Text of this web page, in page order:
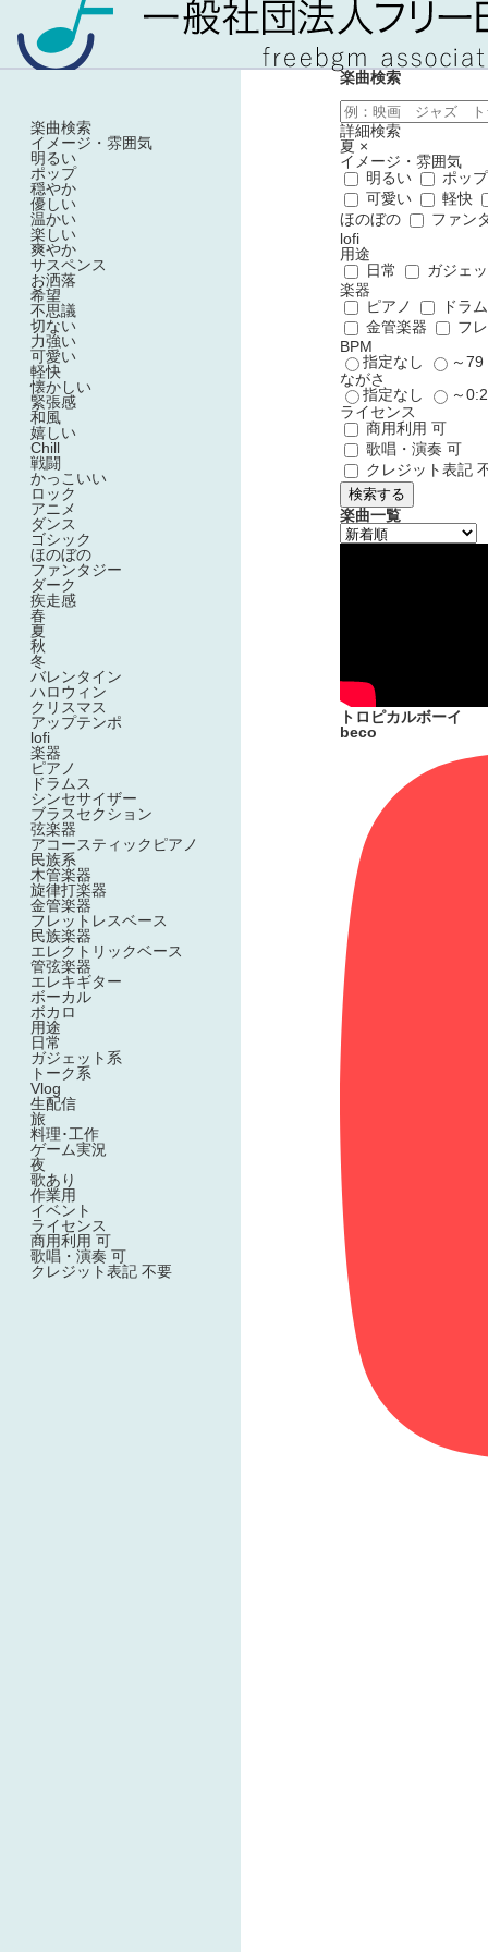
楽曲検索
イメージ・雰囲気
明るい
ポップ
穏やか
優しい
温かい
楽しい
爽やか
サスペンス
お洒落
希望
不思議
切ない
力強い
可愛い
軽快
懐かしい
緊張感
和風
嬉しい
Chill
戦闘
かっこいい
ロック
アニメ
ダンス
ゴシック
ほのぼの
ファンタジー
ダーク
疾走感
春
夏
秋
冬
バレンタイン
ハロウィン
クリスマス
アップテンポ
lofi
楽器
ピアノ
ドラムス
シンセサイザー
ブラスセクション
弦楽器
アコースティックピアノ
民族系
木管楽器
旋律打楽器
金管楽器
フレットレスベース
民族楽器
エレクトリックベース
管弦楽器
エレキギター
ボーカル
ボカロ
用途
日常
ガジェット系
トーク系
Vlog
生配信
旅
料理･工作
ゲーム実況
夜
歌あり
作業用
イベント
ライセンス
商用利用 可
歌唱・演奏 可
クレジット表記 不要
楽曲検索
詳細検索
夏 ×
イメージ・雰囲気
明るい
ポッ
可愛い
軽快
ほのぼの
ファン
lofi
用途
日常
ガジェ
楽器
ピアノ
ドラ
金管楽器
フ
BPM
指定なし
～79
ながさ
指定なし
～
ライセンス
商用利用 可
歌唱・演奏 可
クレジット表記
検索する
楽曲一覧
トロピカルボーイ
beco